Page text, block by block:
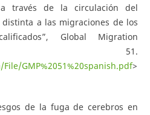
través de la circulación del
a las migraciones de los
Global Migration
51.
GMP%2051%20spanish.pdf>
de la fuga de cerebros en